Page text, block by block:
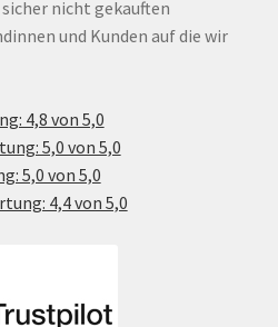
nicht gekauften
und Kunden auf die wir
4,8 von 5,0
5,0 von 5,0
5,0 von 5,0
4,4 von 5,0